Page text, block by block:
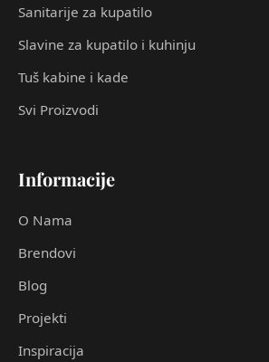
Sanitarije za kupatilo
Slavine za kupatilo i kuhinju
Tuš kabine i kade
Svi Proizvodi
Informacije
O Nama
Brendovi
Blog
Projekti
Inspiracija